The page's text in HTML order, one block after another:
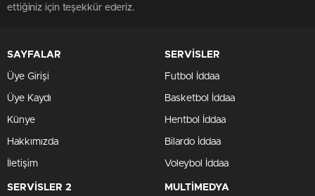
ettiğiniz için teşekkür ederiz.
SAYFALAR
Üye Girişi
Üye Kaydı
Künye
Hakkımızda
İletişim
SERVİSLER
Futbol İddaa
Basketbol İddaa
Hentbol İddaa
Bilardo İddaa
Voleybol İddaa
SERVİSLER 2 MULTİMEDYA